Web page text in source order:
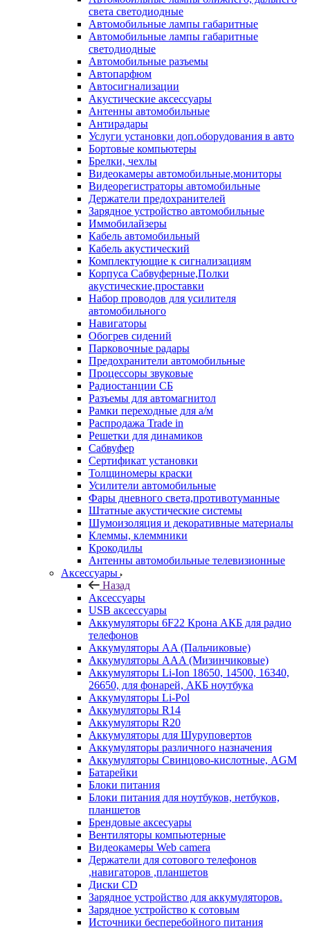
света светодиодные
Автомобильные лампы габаритные
Автомобильные лампы габаритные
светодиодные
Автомобильные разъемы
Автопарфюм
Автосигнализации
Акустические аксессуары
Антенны автомобильные
Антирадары
Услуги установки доп.оборудования в авто
Бортовые компьютеры
Брелки, чехлы
Видеокамеры автомобильные,мониторы
Видеорегистраторы автомобильные
Держатели предохранителей
Зарядное устройство автомобильные
Иммобилайзеры
Кабель автомобильный
Кабель акустический
Комплектующие к сигнализациям
Корпуса Сабвуферные,Полки
акустические,проставки
Набор проводов для усилителя
автомобильного
Навигаторы
Обогрев сидений
Парковочные радары
Предохранители автомобильные
Процессоры звуковые
Радиостанции СБ
Разъемы для автомагнитол
Рамки переходные для а/м
Распродажа Trade in
Решетки для динамиков
Сабвуфер
Сертификат установки
Толщиномеры краски
Усилители автомобильные
Фары дневного света,противотуманные
Штатные акустические системы
Шумоизоляция и декоративные материалы
Клеммы, клеммники
Крокодилы
Антенны автомобильные телевизионные
Аксессуары
Назад
Аксессуары
USB аксессуары
Аккумуляторы 6F22 Крона АКБ для радио
телефонов
Аккумуляторы AA (Пальчиковые)
Аккумуляторы AAA (Мизинчиковые)
Аккумуляторы Li-Ion 18650, 14500, 16340,
26650, для фонарей, АКБ ноутбука
Аккумуляторы Li-Pol
Аккумуляторы R14
Аккумуляторы R20
Аккумуляторы для Шуруповертов
Аккумуляторы различного назначения
Аккумуляторы Свинцово-кислотные, AGM
Батарейки
Блоки питания
Блоки питания для ноутбуков, нетбуков,
планшетов
Брендовые аксесуары
Вентиляторы компьютерные
Видеокамеры Web camera
Держатели для сотового телефонов
,навигаторов ,планшетов
Диски CD
Зарядное устройство для аккумуляторов.
Зарядное устройство к сотовым
Источники бесперебойного питания